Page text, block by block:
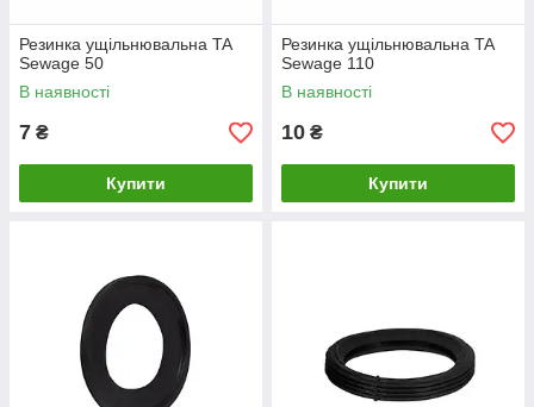
Резинка ущільнювальна TA
Sewage 50
В наявності
7 ₴
Купити
Резинка ущільнювальна TA
Sewage 110
В наявності
10 ₴
Купити